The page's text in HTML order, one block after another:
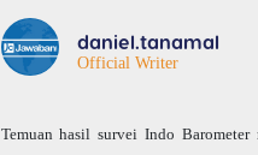
daniel.tanamal
Official Writer
Temuan hasil survei Indo